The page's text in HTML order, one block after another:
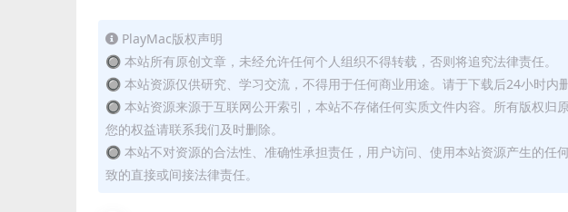
PlayMac版权声明
🔘 本站所有原创文章，未经允许任何个人组织不得转载，否则将追究法律责任。
🔘 本站资源仅供研究、学习交流，不得用于任何商业用途。请于下载后24小时内
🔘 本站资源来源于互联网公开索引，本站不存储任何实质文件内容。所有版权归
您的权益请联系我们及时删除。
🔘 本站不对资源的合法性、准确性承担责任，用户访问、使用本站资源产生的任
致的直接或间接法律责任。